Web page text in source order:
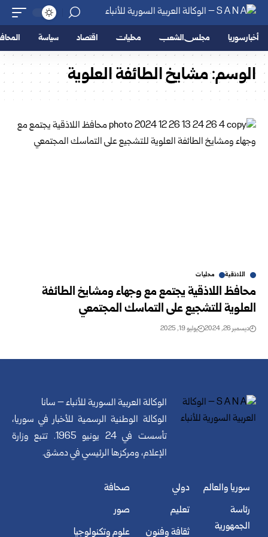
أخبار سوريا مجلس الشعب محليات اقتصاد سياسة
الوسم:مشايخ الطائفة العلوية
اللاذقية محليات
محافظ اللاذقية يجتمع مع وجهاء ومشايخ الطائفة
العلوية للتشجيع على التماسك المجتمعي
ديسمبر 26, 2024 يوليو 19, 2025
الوكالة العربية السورية للأنباء – سانا
الوكالة الوطنية الرسمية للأخبار في سوريا،
تأسست في 24 يونيو 1965. تتبع وزارة
الإعلام، ومركزها الرئيسي في دمشق.
سوريا والعالم
رئاسة
الجمهورية
دولي
تعليم
ثقافة وفنون
صحافة
صور
علوم وتكنولوجيا